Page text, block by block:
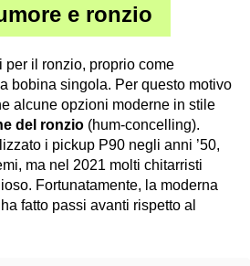
e ronzio
per il ronzio, proprio come
bobina singola. Per questo motivo
alcune opzioni moderne in stile
del ronzio (hum-concelling).
i pickup P90 negli anni ’50,
ma nel 2021 molti chitarristi
Fortunatamente, la moderna
fatto passi avanti rispetto al